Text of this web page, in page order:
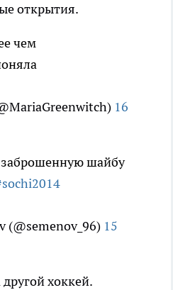
открытия.
чем
16
шайбу
(@semenov_96) 15
хоккей.